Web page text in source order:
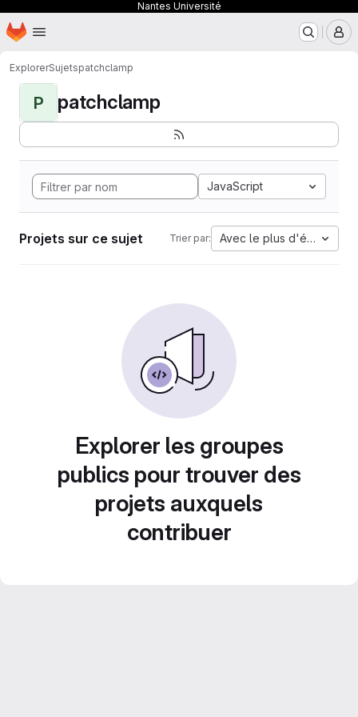
Nantes Université
Passer au contenu principal
Page d'accueil
ExplorerSujetspatchclamp
P patchclamp
JavaScript
Projets sur ce sujet Trier par: Avec le plus d'étoiles
Explorer les groupes
publics pour trouver des
projets auxquels
contribuer